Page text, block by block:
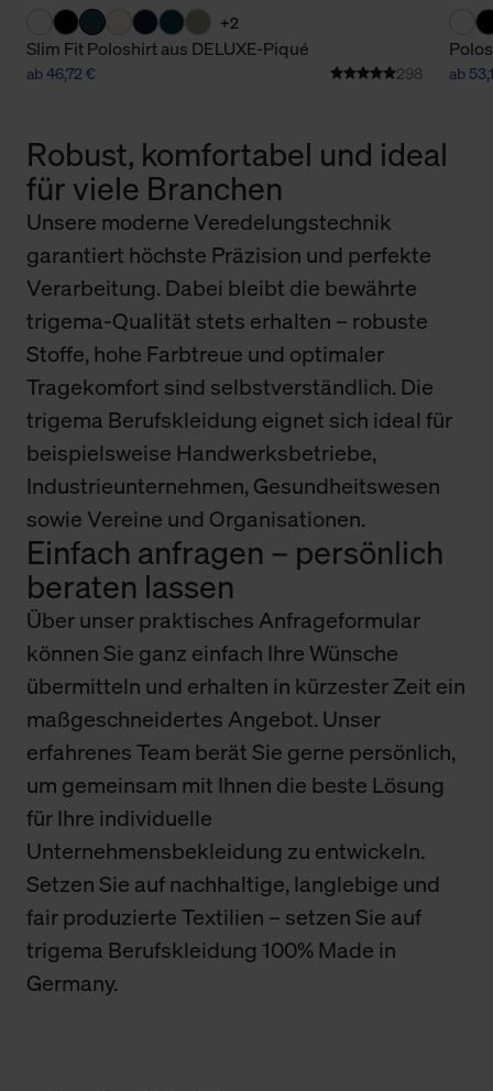
+2
Slim Fit Poloshirt aus DELUXE-Piqué
ab 46,72 € 298 ab
Robust, komfortabel und ideal
für viele Branchen
Unsere moderne Veredelungstechnik
garantiert höchste Präzision und perfekte
Verarbeitung. Dabei bleibt die bewährte
trigema-Qualität stets erhalten – robuste
Stoffe, hohe Farbtreue und optimaler
Tragekomfort sind selbstverständlich. Die
trigema Berufskleidung eignet sich ideal für
beispielsweise Handwerksbetriebe,
Industrieunternehmen, Gesundheitswesen
sowie Vereine und Organisationen.
Einfach anfragen – persönlich
beraten lassen
Über unser praktisches Anfrageformular
können Sie ganz einfach Ihre Wünsche
übermitteln und erhalten in kürzester Zeit ein
maßgeschneidertes Angebot. Unser
erfahrenes Team berät Sie gerne persönlich,
um gemeinsam mit Ihnen die beste Lösung
für Ihre individuelle
Unternehmensbekleidung zu entwickeln.
Setzen Sie auf nachhaltige, langlebige und
fair produzierte Textilien – setzen Sie auf
trigema Berufskleidung 100% Made in
Germany.